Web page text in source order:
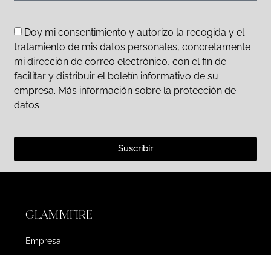
Doy mi consentimiento y autorizo la recogida y el
tratamiento de mis datos personales, concretamente
mi dirección de correo electrónico, con el fin de
facilitar y distribuir el boletín informativo de su
empresa. Más información sobre la protección de
datos
Suscribir
GLAMMFIRE
Empresa